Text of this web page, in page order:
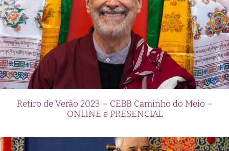
Retiro de Verão 2023 – CEBB Caminho do Meio –
ONLINE e PRESENCIAL